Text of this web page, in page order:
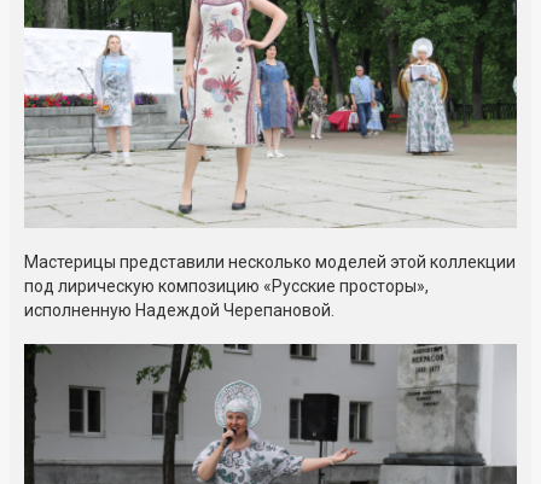
Мастерицы представили несколько моделей этой коллекции
под лирическую композицию «Русские просторы»,
исполненную Надеждой Черепановой.